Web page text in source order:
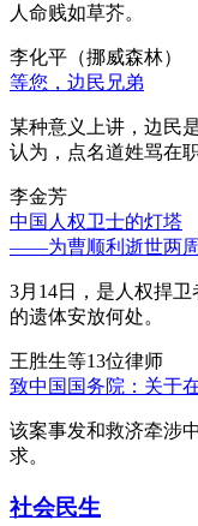
人命贱如草芥。
李化平（挪威森林）
等您，边民兄弟
某种意义上讲，边民
认为，点名道姓骂在
李金芳
中国人权卫士的灯塔
——为曹顺利逝世两周
3月14日，是人权捍
的遗体安放何处。
王胜生等13位律师
致中国国务院：关于
该案事发和救济牵涉
求。
社会民生